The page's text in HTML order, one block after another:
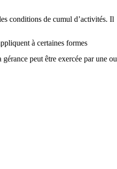
conditions de cumul d’activités. Il
à certaines formes
peut être exercée par une ou